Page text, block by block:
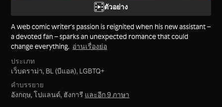
ตัวอย่าง
A web comic writer's passion is reignited when his new assistant –
a devoted fan – sparks an unexpected romance that could
change everything. อ่านเรื่องย่อ
ประเภท
เว็บดราม่า, BL (บีแอล), LGBTQ+
คำบรรยาย
อังกฤษ, โปแลนด์, ฮังการี และอีก 9 ภาษา